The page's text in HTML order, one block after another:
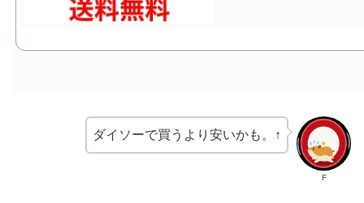
F
ダイソーで買うより安いかも。↑